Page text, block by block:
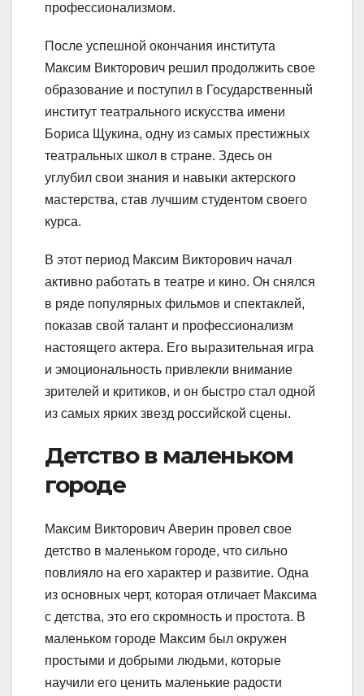
профессионализмом.
После успешной окончания института
Максим Викторович решил продолжить свое
образование и поступил в Государственный
институт театрального искусства имени
Бориса Щукина, одну из самых престижных
театральных школ в стране. Здесь он
углубил свои знания и навыки актерского
мастерства, став лучшим студентом своего
курса.
В этот период Максим Викторович начал
активно работать в театре и кино. Он снялся
в ряде популярных фильмов и спектаклей,
показав свой талант и профессионализм
настоящего актера. Его выразительная игра
и эмоциональность привлекли внимание
зрителей и критиков, и он быстро стал одной
из самых ярких звезд российской сцены.
Детство в маленьком
городе
Максим Викторович Аверин провел свое
детство в маленьком городе, что сильно
повлияло на его характер и развитие. Одна
из основных черт, которая отличает Максима
с детства, это его скромность и простота. В
маленьком городе Максим был окружен
простыми и добрыми людьми, которые
научили его ценить маленькие радости